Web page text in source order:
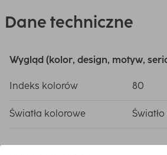
Dane techniczne
Wygląd (kolor, design, motyw,
Indeks kolorów 80
Światła kolorowe Światło